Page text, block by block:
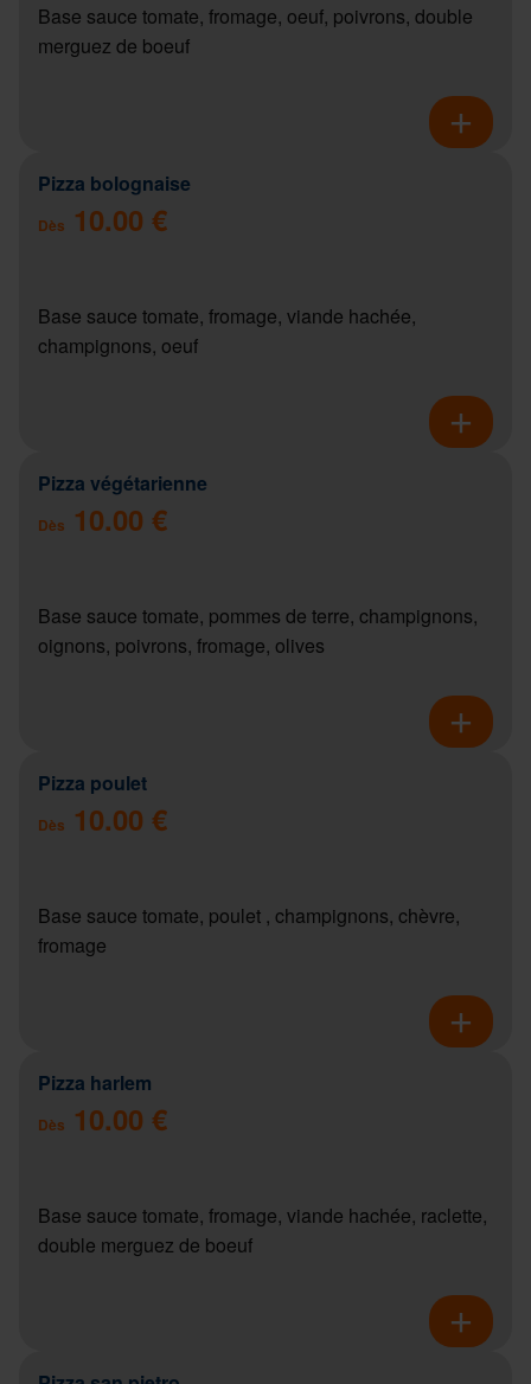
Base sauce tomate, fromage, oeuf, poivrons, double
merguez de boeuf
Pizza bolognaise
Dès 10.00 €
Base sauce tomate, fromage, viande hachée,
champignons, oeuf
Pizza végétarienne
Dès 10.00 €
Base sauce tomate, pommes de terre, champignons,
oignons, poivrons, fromage, olives
Pizza poulet
Dès 10.00 €
Base sauce tomate, poulet , champignons, chèvre,
fromage
Pizza harlem
Dès 10.00 €
Base sauce tomate, fromage, viande hachée, raclette,
double merguez de boeuf